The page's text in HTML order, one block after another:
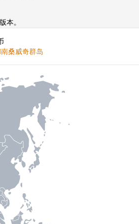
本。
桑威奇群岛